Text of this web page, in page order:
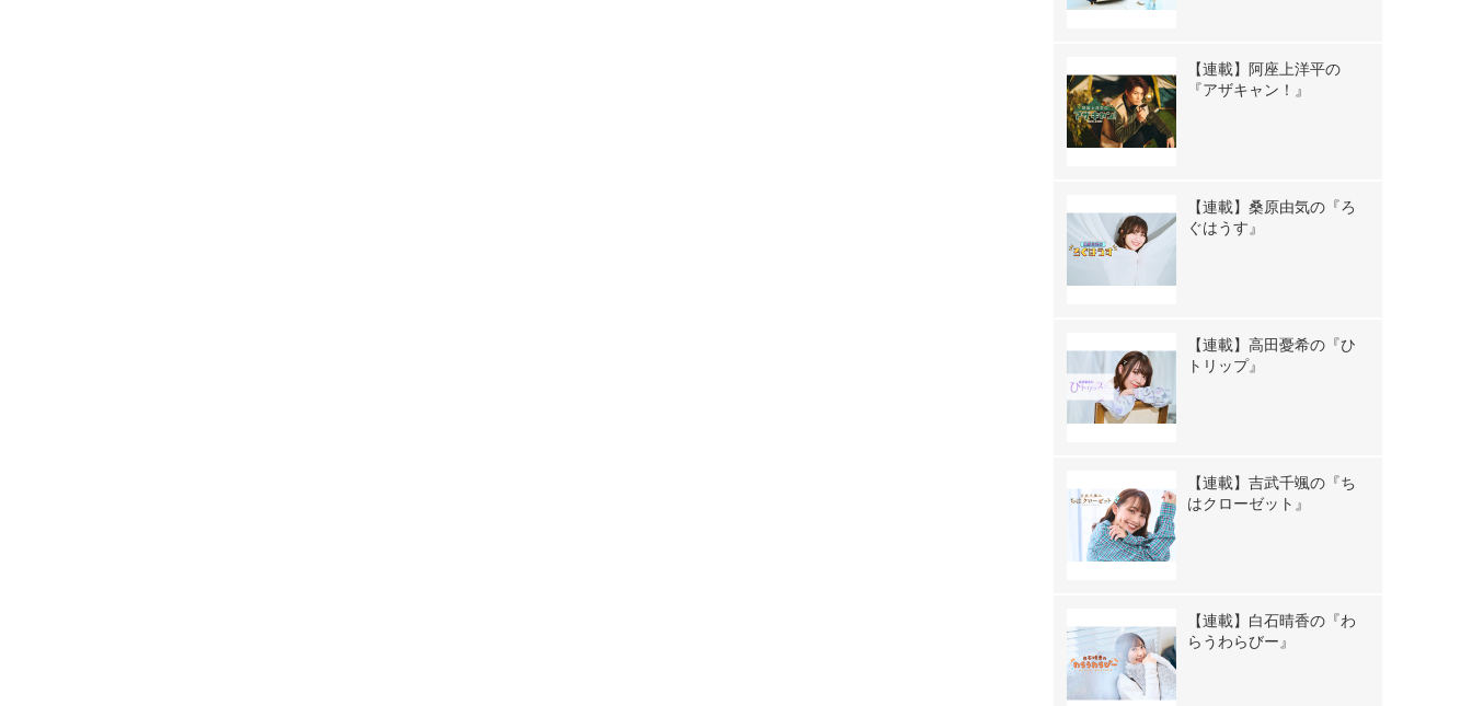
【連載】阿座上洋平の
『アザキャン！』
【連載】桑原由気の『ろ
ぐはうす』
【連載】高田憂希の『ひ
トリップ』
【連載】吉武千颯の『ち
はクローゼット』
【連載】白石晴香の『わ
らうわらびー』